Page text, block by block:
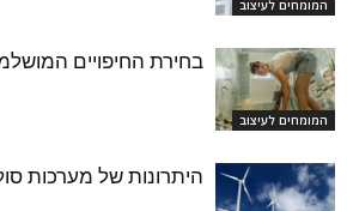
המומחים לעיצוב
המומחים לעיצוב
בחירת החיפויים
היתרונות של מערכות